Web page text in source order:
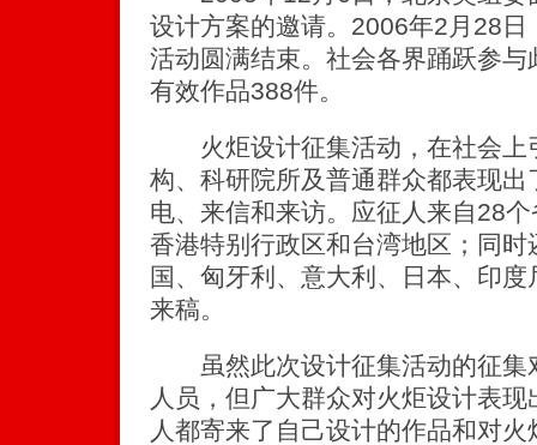
设计方案的邀请。2006年2月28
活动圆满结束。社会各界踊跃参
有效作品388件。
火炬设计征集活动，在社会上
构、科研院所及普通群众都表现
电、来信和来访。应征人来自28
香港特别行政区和台湾地区；同
国、匈牙利、意大利、日本、印
来稿。
虽然此次设计征集活动的征集
人员，但广大群众对火炬设计表
人都寄来了自己设计的作品和对